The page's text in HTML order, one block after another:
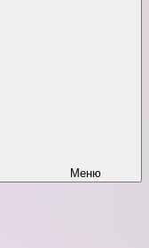
Меню